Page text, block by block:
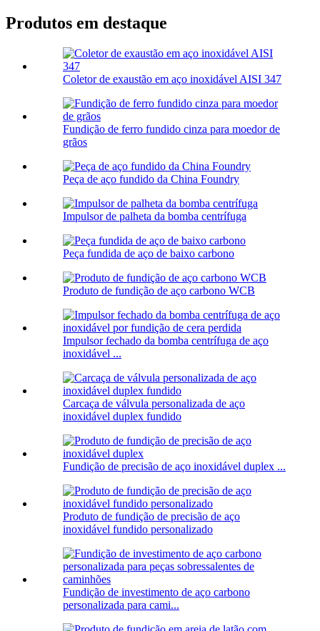
Produtos em destaque
Coletor de exaustão em aço inoxidável AISI 347
Fundição de ferro fundido cinza para moedor de
grãos
Peça de aço fundido da China Foundry
Impulsor de palheta da bomba centrífuga
Peça fundida de aço de baixo carbono
Produto de fundição de aço carbono WCB
Impulsor fechado da bomba centrífuga de aço
inoxidável ...
Carcaça de válvula personalizada de aço
inoxidável duplex fundido
Fundição de precisão de aço inoxidável duplex ...
Produto de fundição de precisão de aço
inoxidável fundido personalizado
Fundição de investimento de aço carbono
personalizada para cami...